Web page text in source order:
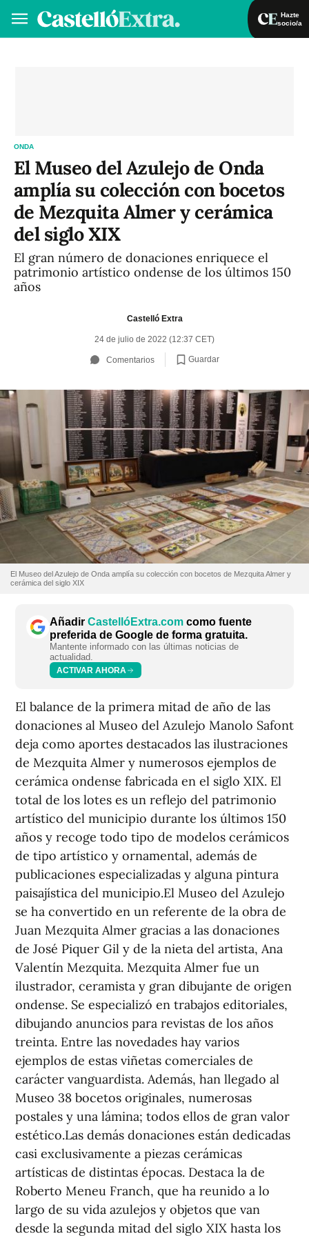
Hazte
socio/a
ONDA
El Museo del Azulejo de Onda
amplía su colección con bocetos
de Mezquita Almer y cerámica
del siglo XIX
El gran número de donaciones enriquece el
patrimonio artístico ondense de los últimos 150
años
Castelló Extra
24 de julio de 2022 (12:37 CET)
Comentarios Guardar
El Museo del Azulejo de Onda amplía su colección con bocetos de Mezquita Almer y
cerámica del siglo XIX
Añadir CastellóExtra.com como fuente
preferida de Google de forma gratuita.
Mantente informado con las últimas noticias de
actualidad.
ACTIVAR AHORA
El balance de la primera mitad de año de las
donaciones al Museo del Azulejo Manolo Safont
deja como aportes destacados las ilustraciones
de Mezquita Almer y numerosos ejemplos de
cerámica ondense fabricada en el siglo XIX. El
total de los lotes es un reflejo del patrimonio
artístico del municipio durante los últimos 150
años y recoge todo tipo de modelos cerámicos
de tipo artístico y ornamental, además de
publicaciones especializadas y alguna pintura
paisajística del municipio.El Museo del Azulejo
se ha convertido en un referente de la obra de
Juan Mezquita Almer gracias a las donaciones
de José Piquer Gil y de la nieta del artista, Ana
Valentín Mezquita. Mezquita Almer fue un
ilustrador, ceramista y gran dibujante de origen
ondense. Se especializó en trabajos editoriales,
dibujando anuncios para revistas de los años
treinta. Entre las novedades hay varios
ejemplos de estas viñetas comerciales de
carácter vanguardista. Además, han llegado al
Museo 38 bocetos originales, numerosas
postales y una lámina; todos ellos de gran valor
estético.Las demás donaciones están dedicadas
casi exclusivamente a piezas cerámicas
artísticas de distintas épocas. Destaca la de
Roberto Meneu Franch, que ha reunido a lo
largo de su vida azulejos y objetos que van
desde la segunda mitad del siglo XIX hasta los